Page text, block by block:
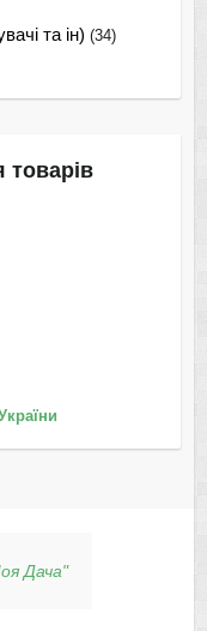
та ін) (34)
товарів
Дача"